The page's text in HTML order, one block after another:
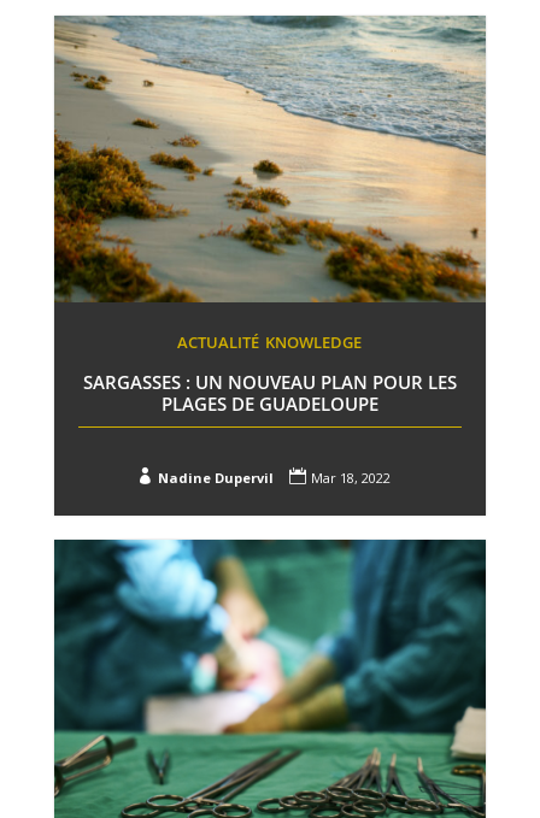
ACTUALITÉ KNOWLEDGE
SARGASSES : UN NOUVEAU PLAN POUR LES
PLAGES DE GUADELOUPE
 Nadine Dupervil  Mar 18, 2022